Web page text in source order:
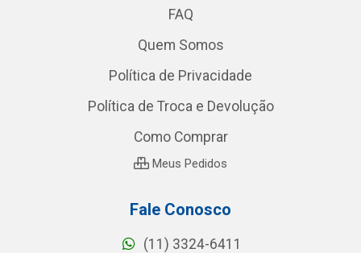
FAQ
Quem Somos
Política de Privacidade
Política de Troca e Devolução
Como Comprar
Meus Pedidos
Fale Conosco
(11) 3324-6411